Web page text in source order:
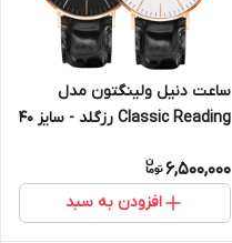
ساعت دنیل ولینگتون مدل
Classic Reading رزگلد - سایز 40
6,500,000
افزودن به سبد